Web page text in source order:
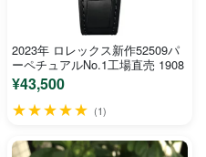
2023年 ロレックス新作52509パ
ーペチュアルNo.1工場直売 1908
¥43,500
★★★★★ (1)